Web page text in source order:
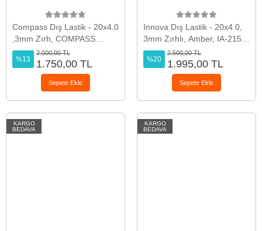
Compass Dış Lastik - 20x4.0
,3mm Zırh, COMPASS
P1272
%13
2.000,00 TL
1.750,00 TL
Sepete Ekle
Innova Dış Lastik - 20x4.0,
3mm Zırhlı, Amber, IA-2152,
INNOVA
%20
2.500,00 TL
1.995,00 TL
Sepete Ekle
KARGO
BEDAVA
KARGO
BEDAVA